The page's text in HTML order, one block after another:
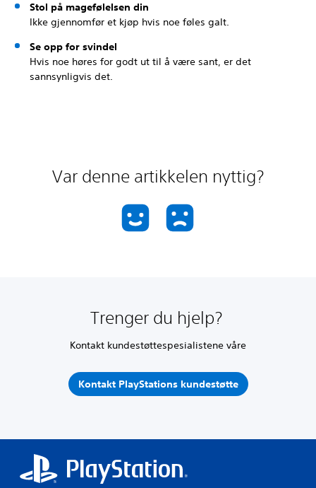
Stol på magefølelsen din
Ikke gjennomfør et kjøp hvis noe føles galt.
Se opp for svindel
Hvis noe høres for godt ut til å være sant, er det
sannsynligvis det.
Var denne artikkelen nyttig?
Trenger du hjelp?
Kontakt kundestøttespesialistene våre
Kontakt PlayStations kundestøtte